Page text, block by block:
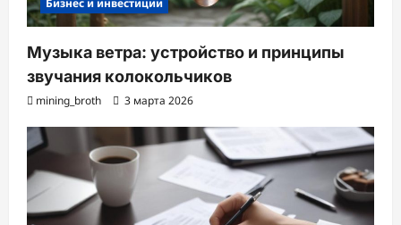
Музыка ветра: устройство и принципы
звучания колокольчиков
mining_broth 3 марта 2026